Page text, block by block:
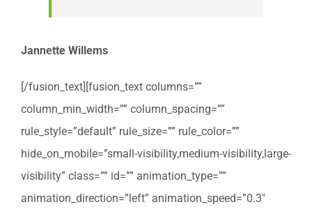
Jannette Willems
[/fusion_text][fusion_text columns=””
column_min_width=”” column_spacing=””
rule_style=”default” rule_size=”” rule_color=””
hide_on_mobile=”small-visibility,medium-visibility,large-
visibility” class=”” id=”” animation_type=””
animation_direction=”left” animation_speed=”0.3″